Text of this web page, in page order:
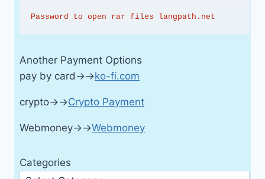
Password to open rar files langpath.net
Another Payment Options
pay by card→→ko-fi.com
crypto→→Crypto Payment
Webmoney→→Webmoney
Categories